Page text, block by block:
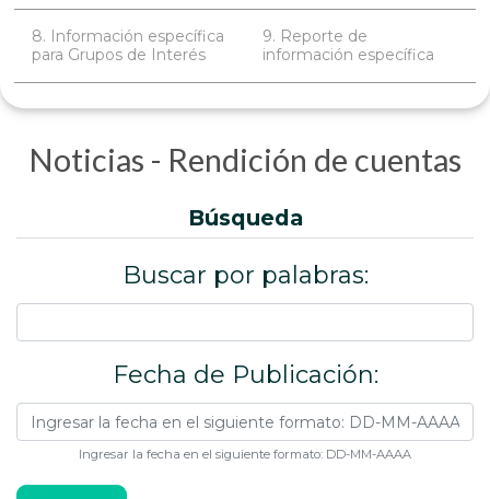
8. Información específica
para Grupos de Interés
9. Reporte de
información específica
Noticias - Rendición de cuentas
búsqueda
Buscar por palabras:
Fecha de Publicación:
Ingresar la fecha en el siguiente formato: DD-MM-AAAA